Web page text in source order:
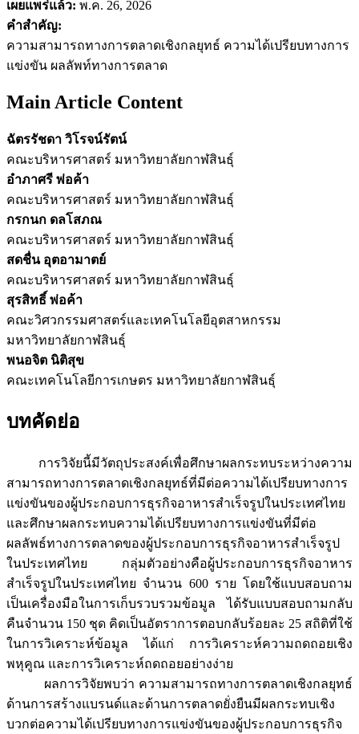
เผยแพร่แล้ว: พ.ค. 26, 2026
คำสำคัญ:
ความสามารถทางการตลาดเชิงกลยุทธ์ ความได้เปรียบทางการ
แข่งขัน ผลลัพท์ทางการตลาด
Main Article Content
ฉัตรรัชดา วิโรจน์รัตน์
คณะบริหารศาสตร์ มหาวิทยาลัยกาฬสินธุ์
อำภาศรี พ่อค้า
คณะบริหารศาสตร์ มหาวิทยาลัยกาฬสินธุ์
กรกนก ดลโสภณ
คณะบริหารศาสตร์ มหาวิทยาลัยกาฬสินธุ์
สดชื่น อุตอามาตย์
คณะบริหารศาสตร์ มหาวิทยาลัยกาฬสินธุ์
สุรสิทธิ์ พ่อค้า
คณะวิศวกรรมศาสตร์และเทคโนโลยีอุตสาหกรรม
มหาวิทยาลัยกาฬสินธุ์
พนอจิต นิติสุข
คณะเทคโนโลยีการเกษตร มหาวิทยาลัยกาฬสินธุ์
บทคัดย่อ
การวิจัยนี้มีวัตถุประสงค์เพื่อศึกษาผลกระทบระหว่างความ
สามารถทางการตลาดเชิงกลยุทธ์ที่มีต่อความได้เปรียบทางการ
แข่งขันของผู้ประกอบการธุรกิจอาหารสำเร็จรูปในประเทศไทย
และศึกษาผลกระทบความได้เปรียบทางการแข่งขันที่มีต่อ
ผลลัพธ์ทางการตลาดของผู้ประกอบการธุรกิจอาหารสำเร็จรูป
ในประเทศไทย กลุ่มตัวอย่างคือผู้ประกอบการธุรกิจอาหาร
สำเร็จรูปในประเทศไทย จำนวน 600 ราย โดยใช้แบบสอบถาม
เป็นเครื่องมือในการเก็บรวบรวมข้อมูล ได้รับแบบสอบถามกลับ
คืนจำนวน 150 ชุด คิดเป็นอัตราการตอบกลับร้อยละ 25 สถิติที่ใช้
ในการวิเคราะห์ข้อมูล ได้แก่ การวิเคราะห์ความถดถอยเชิง
พหุคูณ และการวิเคราะห์ถดถอยอย่างง่าย
ผลการวิจัยพบว่า ความสามารถทางการตลาดเชิงกลยุทธ์
ด้านการสร้างแบรนด์และด้านการตลาดยั่งยืนมีผลกระทบเชิง
บวกต่อความได้เปรียบทางการแข่งขันของผู้ประกอบการธุรกิจ